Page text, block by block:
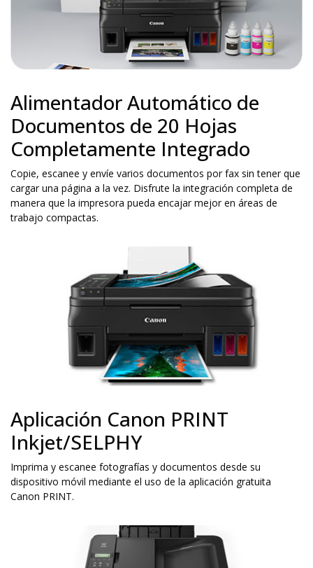
Alimentador Automático de
Documentos de 20 Hojas
Completamente Integrado
Copie, escanee y envíe varios documentos por fax sin tener que
cargar una página a la vez. Disfrute la integración completa de
manera que la impresora pueda encajar mejor en áreas de
trabajo compactas.
Aplicación Canon PRINT
Inkjet/SELPHY
Imprima y escanee fotografías y documentos desde su
dispositivo móvil mediante el uso de la aplicación gratuita
Canon PRINT.